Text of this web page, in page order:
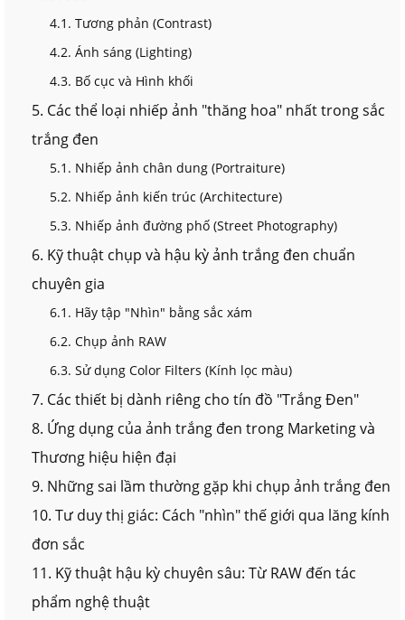
4.1. Tương phản (Contrast)
4.2. Ánh sáng (Lighting)
4.3. Bố cục và Hình khối
5. Các thể loại nhiếp ảnh "thăng hoa" nhất trong sắc
trắng đen
5.1. Nhiếp ảnh chân dung (Portraiture)
5.2. Nhiếp ảnh kiến trúc (Architecture)
5.3. Nhiếp ảnh đường phố (Street Photography)
6. Kỹ thuật chụp và hậu kỳ ảnh trắng đen chuẩn
chuyên gia
6.1. Hãy tập "Nhìn" bằng sắc xám
6.2. Chụp ảnh RAW
6.3. Sử dụng Color Filters (Kính lọc màu)
7. Các thiết bị dành riêng cho tín đồ "Trắng Đen"
8. Ứng dụng của ảnh trắng đen trong Marketing và
Thương hiệu hiện đại
9. Những sai lầm thường gặp khi chụp ảnh trắng đen
10. Tư duy thị giác: Cách "nhìn" thế giới qua lăng kính
đơn sắc
11. Kỹ thuật hậu kỳ chuyên sâu: Từ RAW đến tác
phẩm nghệ thuật